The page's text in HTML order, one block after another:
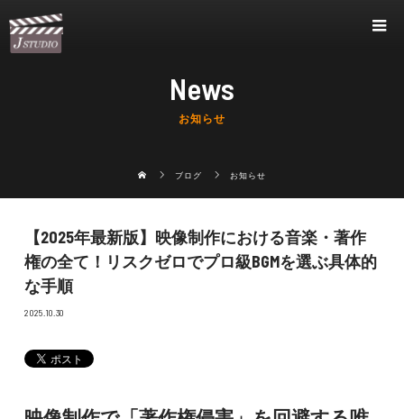
News
お知らせ
ブログ お知らせ
【2025年最新版】映像制作における音楽・著作
権の全て！リスクゼロでプロ級BGMを選ぶ具体的
な手順
2025.10.30